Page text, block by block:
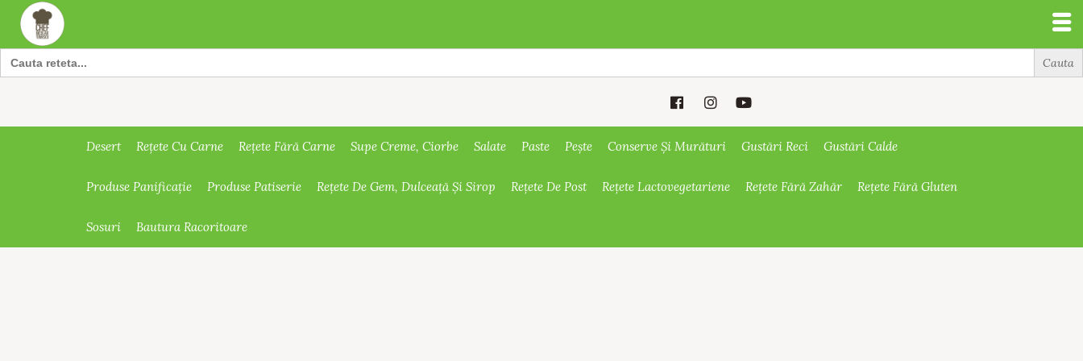
Search
for:
Desert Rețete Cu Carne Rețete Fără Carne Supe Creme, Ciorbe Salate Paste Pește Conserve Și Murături Gustări Reci Gustări Calde
Produse Panificație Produse Patiserie Rețete De Gem, Dulceață Și Sirop Rețete De Post Rețete Lactovegetariene Rețete Fără Zahăr Rețete Fără Gluten
Sosuri Bautura Racoritoare